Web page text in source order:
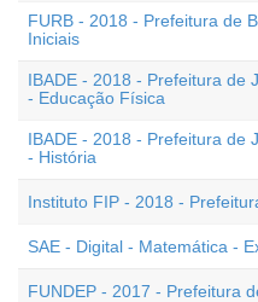
FURB - 2018 - Prefeitura de
Iniciais
IBADE - 2018 - Prefeitura de
- Educação Física
IBADE - 2018 - Prefeitura de
- História
Instituto FIP - 2018 -
SAE - Digital - Matemática -
FUNDEP - 2017 - Prefeitura